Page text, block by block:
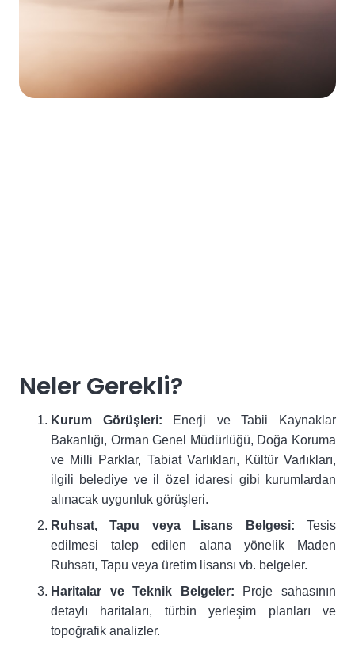
Neler Gerekli?
Kurum Görüşleri: Enerji ve Tabii Kaynaklar
Bakanlığı, Orman Genel Müdürlüğü, Doğa Koruma
ve Milli Parklar, Tabiat Varlıkları, Kültür Varlıkları,
ilgili belediye ve il özel idaresi gibi kurumlardan
alınacak uygunluk görüşleri.
Ruhsat, Tapu veya Lisans Belgesi: Tesis
edilmesi talep edilen alana yönelik Maden
Ruhsatı, Tapu veya üretim lisansı vb. belgeler.
Haritalar ve Teknik Belgeler: Proje sahasının
detaylı haritaları, türbin yerleşim planları ve
topoğrafik analizler.